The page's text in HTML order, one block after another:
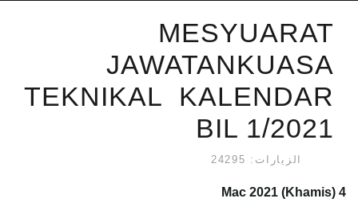
MESYUARAT
JAWATANKUASA
TEKNIKAL KALENDAR
BIL 1/2021
الزيارات: 24295
4 Mac 2021 (Khamis)